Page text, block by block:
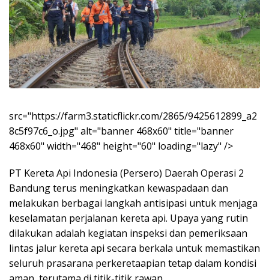
src="https://farm3.staticflickr.com/2865/9425612899_a2
8c5f97c6_o.jpg" alt="banner 468x60" title="banner
468x60" width="468" height="60" loading="lazy" />
PT Kereta Api Indonesia (Persero) Daerah Operasi 2
Bandung terus meningkatkan kewaspadaan dan
melakukan berbagai langkah antisipasi untuk menjaga
keselamatan perjalanan kereta api. Upaya yang rutin
dilakukan adalah kegiatan inspeksi dan pemeriksaan
lintas jalur kereta api secara berkala untuk memastikan
seluruh prasarana perkeretaapian tetap dalam kondisi